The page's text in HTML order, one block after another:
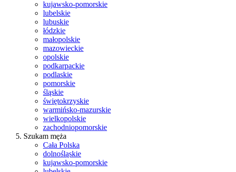
kujawsko-pomorskie
lubelskie
lubuskie
łódzkie
małopolskie
mazowieckie
opolskie
podkarpackie
podlaskie
pomorskie
śląskie
świętokrzyskie
warmińsko-mazurskie
wielkopolskie
zachodniopomorskie
Szukam męża
Cała Polska
dolnośląskie
kujawsko-pomorskie